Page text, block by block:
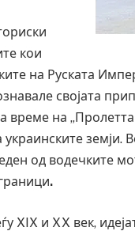
кои
на Руската
својата
време на
земји.
од водечките
.
XIX и XX век,